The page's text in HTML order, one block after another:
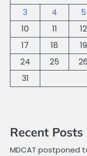
3
4 5
10
11 12
17
18 19
24
25 26
31
Recent Posts
MDCAT postponed